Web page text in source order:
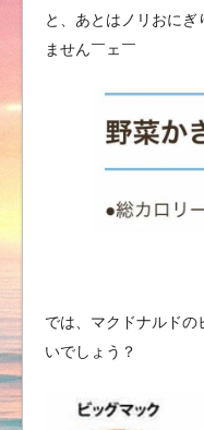
と、あとはノリおにぎ
ません￣ェ￣
では、マクドナルドの
いでしょう？